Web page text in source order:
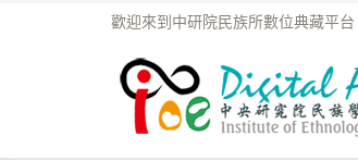
歡迎來到中研院民族所數位典藏平台